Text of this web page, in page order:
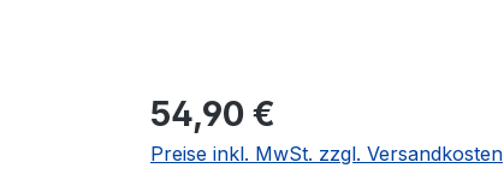
Regulärer Preis:
54,90 €
Preise inkl. MwSt. zzgl. Versandkosten